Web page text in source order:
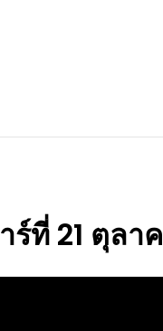
ที่ 21 ตุลา